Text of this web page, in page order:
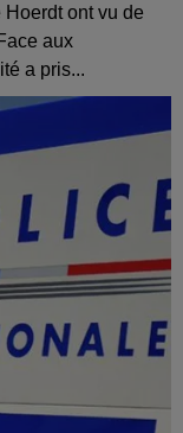
ont vu de
aux
a pris...